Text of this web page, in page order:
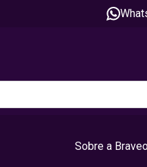
Sobre a